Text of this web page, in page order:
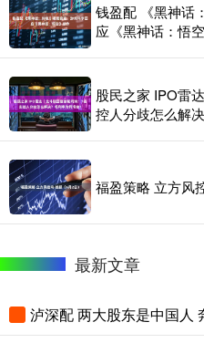
钱盈配 《黑神话
应《黑神话：悟
股民之家 IPO雷
控人分歧怎么解
福盈策略 立方风
最新文章